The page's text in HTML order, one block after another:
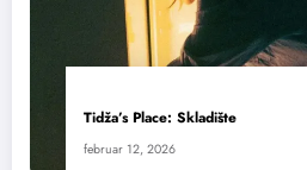
Tidža’s Place: Skladište
februar 12, 2026